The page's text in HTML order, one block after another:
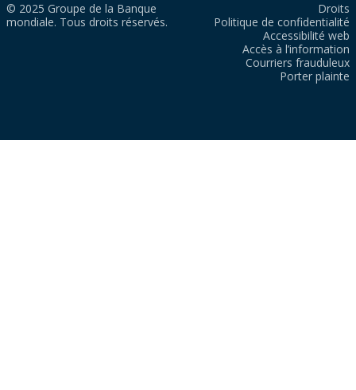
© 2025 Groupe de la Banque
mondiale. Tous droits réservés.
Droits
Politique de confidentialité
Accessibilité web
Accès à l’information
Courriers frauduleux
Porter plainte